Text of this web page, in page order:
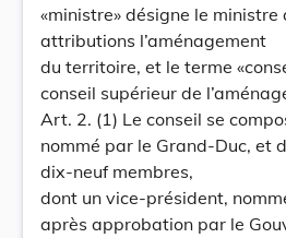
«ministre» désigne le ministre
attributions l’aménagement
du territoire, et le terme
conseil supérieur de
Art. 2. (1) Le conseil se
nommé par le Grand-Duc, et
dix-neuf membres,
dont un vice-président,
après approbation par le